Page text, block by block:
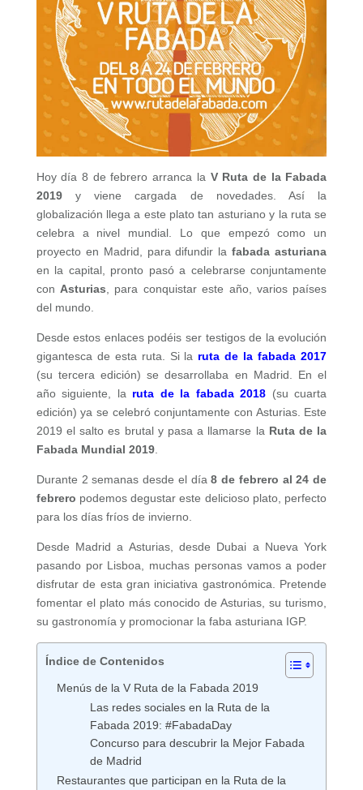
Hoy día 8 de febrero arranca la V Ruta de la Fabada
2019 y viene cargada de novedades. Así la
globalización llega a este plato tan asturiano y la ruta se
celebra a nivel mundial. Lo que empezó como un
proyecto en Madrid, para difundir lafabada asturiana
en la capital, pronto pasó a celebrarse conjuntamente
con Asturias , para conquistar este año, varios países
del mundo.
Desde estos enlaces podéis ser testigos de la evolución
gigantesca de esta ruta. Si la ruta de la fabada 2017
(su tercera edición) se desarrollaba en Madrid. En el
año siguiente, la ruta de la fabada 2018 (su cuarta
edición) ya se celebró conjuntamente con Asturias. Este
2019 el salto es brutal y pasa a llamarse la Ruta de la
Fabada Mundial 2019.
Durante 2 semanas desde el día8 de febrero al 24 de
febrero podemos degustar este delicioso plato, perfecto
para los días fríos de invierno.
Desde Madrid a Asturias, desde Dubai a Nueva York
pasando por Lisboa, muchas personas vamos a poder
disfrutar de esta gran iniciativa gastronómica. Pretende
fomentar el plato más conocido de Asturias, su turismo,
su gastronomía y promocionar la faba asturiana IGP.
Índice de Contenidos
Menús de la V Ruta de la Fabada 2019
Las redes sociales en la Ruta de la
Fabada 2019: #FabadaDay
Concurso para descubrir la Mejor Fabada
de Madrid
Restaurantes que participan en la Ruta de la